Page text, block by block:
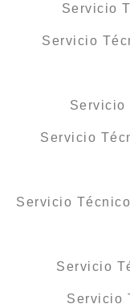
Servicio
Servicio
Servicio
Servicio
Servicio
Servicio